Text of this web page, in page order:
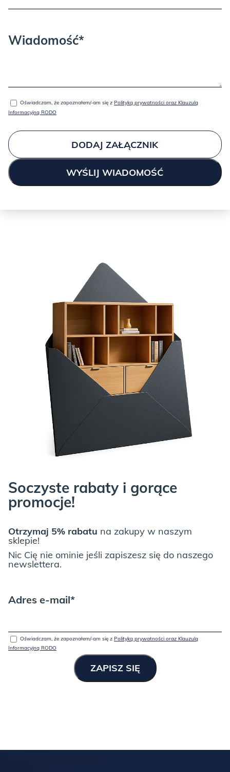
Wiadomość*
Oświadczam, że zapoznałem/-am się z Polityką prywatności oraz Klauzulą
Informacyjną RODO
DODAJ ZAŁĄCZNIK
Soczyste rabaty i gorące
promocje!
Otrzymaj 5% rabatu na zakupy w naszym
sklepie!
Nic Cię nie ominie jeśli zapiszesz się do naszego
newslettera.
Adres e-mail*
Oświadczam, że zapoznałem/-am się z Polityką prywatności oraz Klauzulą
Informacyjną RODO